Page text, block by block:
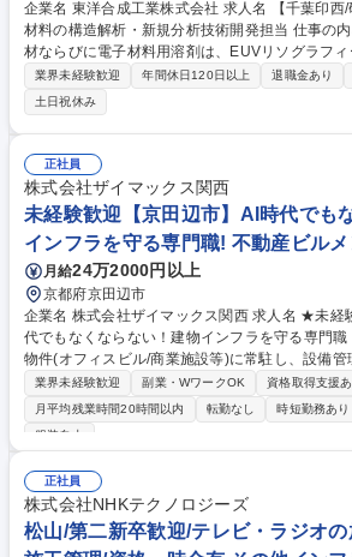
企業名 東洋合成工業株式会社 求人名 【千葉印西/研究所】有機化学×先端
材料の構造解析・新規分析技術開発担当 仕事の内容 当社で生産する感光
材ならびに電子材料用溶剤は、EUVリソグラフ
に活用される事例が多く、微量・微細不純物の特
の要望は年々強くなっています。技術革新グループで はこのニーズ
るべく、複数の最高精度の分析装置と分析解析技
より、解析力強化に向けて日々仮説検証に取り
容】■新規開発品の分析■新規製品群ラインナップ
入および課題解決■未知の化合物や組成物に含ま
募集職種 【千葉印西/研究所】有機化学×先端材
術開発担当
業界未経験歓迎 年間休日120日以上 退職金あり
土日祝休み
正社員
株式会社ザイマックス関西
未経験歓迎【京田辺市】AI時代でも
インフラを守る専門職! 不動産ビル
月給24万2000円以上
京都府京田辺市
企業名 株式会社ザイマックス関西 求人名 ★未経験歓迎【京田辺市】AI時
代でもなくならない！建物インフラを守る専門職！ 仕事の内容 当社管
物件(オフィスビル/商業施設等)に常駐し、設備管
任せます。入社から1年程度は、基本先輩社員に
に育成します！※常駐する物件は自宅から1時間半以内。 【具
■案件：同社が受託管理するオフィスビルや商業
監視、点検や各種法令に基づく業務 ■物件の運営
トやレポート作成業務 ※建物の改変を伴う作業はなし。 募集職
験歓迎【京田辺市】AI時代でもなくならない！建
職！
業界未経験歓迎 副業・WワークOK
資格取得支援
月平均残業時間20時間以内
転勤なし 時短勤務あり
服装自由
正社員
株式会社NHKテクノロジーズ
松山/第二新卒歓迎/テレビ・ラジオ